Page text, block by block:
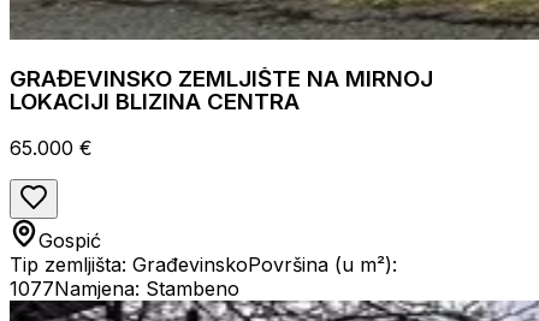
GRAĐEVINSKO ZEMLJIŠTE NA MIRNOJ
LOKACIJI BLIZINA CENTRA
65.000 €
Gospić
Tip zemljišta: GrađevinskoPovršina (u m²):
1077Namjena: Stambeno